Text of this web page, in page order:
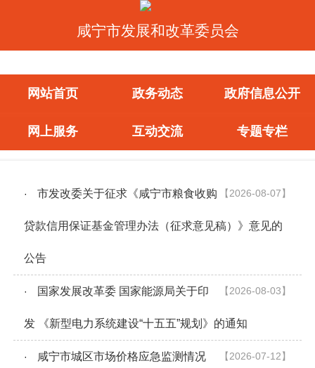
咸宁市发展和改革委员会
网站首页 政务动态 政府信息公开
网上服务 互动交流 专题专栏
【2026-08-07】
· 市发改委关于征求《咸宁市粮食收购
贷款信用保证基金管理办法（征求意见稿）》意见的
公告
【2026-08-03】
· 国家发展改革委 国家能源局关于印
发 《新型电力系统建设“十五五”规划》的通知
【2026-07-12】
· 咸宁市城区市场价格应急监测情况